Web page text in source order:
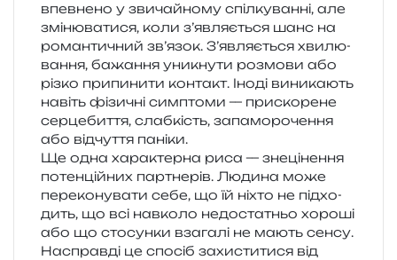
впев­не­но у зви­чай­но­му спіл­ку­ван­ні, але
змі­ню­ва­ти­ся, коли з’являється шанс на
роман­ти­чний зв’язок. З’являється хви­лю­
ва­н­ня, бажа­н­ня уни­кну­ти роз­мо­ви або
різко при­пи­ни­ти кон­такт. Іноді вини­ка­ють
навіть фізи­чні сим­пто­ми — при­ско­ре­не
сер­це­би­т­тя, слаб­кість, запа­мо­ро­че­н­ня
або від­чу­т­тя паніки.
Ще одна хара­ктер­на риса — зне­ці­не­н­ня
потен­цій­них пар­тне­рів. Людина може
пере­ко­ну­ва­ти себе, що їй ніхто не під­хо­
дить, що всі нав­ко­ло недо­ста­тньо хоро­ші
або що сто­сун­ки вза­га­лі не мають сенсу.
Насправді це спо­сіб захи­сти­ти­ся від